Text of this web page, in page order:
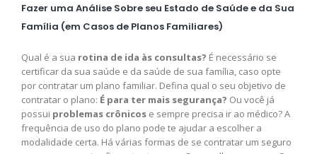
Fazer uma Análise Sobre seu Estado de Saúde e da Sua
Família (em Casos de Planos Familiares)
Qual é a sua rotina de ida às consultas? É necessário se
certificar da sua saúde e da saúde de sua família, caso opte
por contratar um plano familiar. Defina qual o seu objetivo de
contratar o plano: É para ter mais segurança? Ou você já
possui problemas crônicos e sempre precisa ir ao médico? A
frequência de uso do plano pode te ajudar a escolher a
modalidade certa. Há várias formas de se contratar um seguro